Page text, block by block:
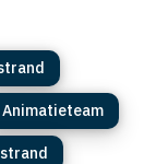
Animatieteam